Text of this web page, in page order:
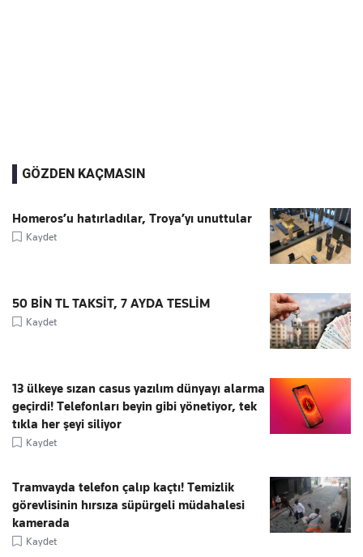
GÖZDEN KAÇMASIN
Homeros’u hatırladılar, Troya’yı unuttular
Kaydet
50 BİN TL TAKSİT, 7 AYDA TESLİM
Kaydet
13 ülkeye sızan casus yazılım dünyayı alarma
geçirdi! Telefonları beyin gibi yönetiyor, tek
tıkla her şeyi siliyor
Kaydet
Tramvayda telefon çalıp kaçtı! Temizlik
görevlisinin hırsıza süpürgeli müdahalesi
kamerada
Kaydet